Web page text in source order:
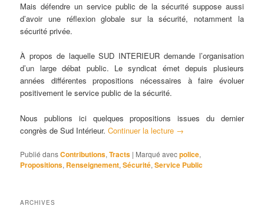
Mais défendre un service public de la sécurité suppose aussi
d’avoir une réflexion globale sur la sécurité, notamment la
sécurité privée.
À propos de laquelle SUD INTERIEUR demande l’organisation
d’un large débat public. Le syndicat émet depuis plusieurs
années différentes propositions nécessaires à faire évoluer
positivement le service public de la sécurité.
Nous publions ici quelques propositions issues du dernier
congrès de Sud Intérieur.Continuer la lecture →
Publié dansContributions,Tracts | Marqué avecpolice,
Propositions, Renseignement,Sécurité,Service Public
ARCHIVES